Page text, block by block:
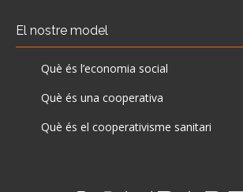
El nostre model
Què és l’economia social
Què és una cooperativa
Què és el cooperativisme sanitari